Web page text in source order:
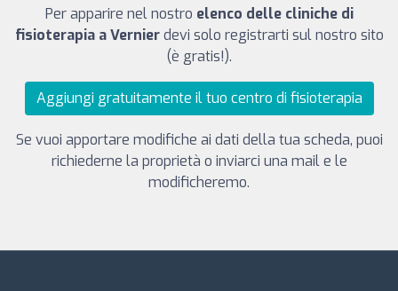
Per apparire nel nostro elenco delle cliniche di
fisioterapia a Vernierdevi solo registrarti sul nostro sito
(è gratis!).
Aggiungi gratuitamente il tuo centro di fisioterapia
Se vuoi apportare modifiche ai dati della tua scheda, puoi
richiederne la proprietà o inviarci una mail e le
modificheremo.